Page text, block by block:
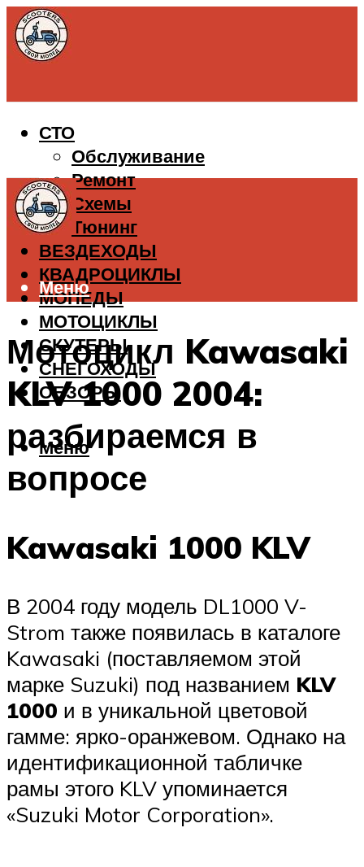
СТО
Обслуживание
Ремонт
Схемы
Тюнинг
ВЕЗДЕХОДЫ
КВАДРОЦИКЛЫ
МОПЕДЫ
МОТОЦИКЛЫ
СКУТЕРЫ
СНЕГОХОДЫ
ОБЗОРЫ
Меню
Меню
Мотоцикл Kawasaki
KLV 1000 2004:
разбираемся в
вопросе
Kawasaki 1000 KLV
В 2004 году модель DL1000 V-
Strom также появилась в каталоге
Kawasaki (поставляемом этой
марке Suzuki) под названием KLV
1000 и в уникальной цветовой
гамме: ярко-оранжевом. Однако на
идентификационной табличке
рамы этого KLV упоминается
«Suzuki Motor Corporation».